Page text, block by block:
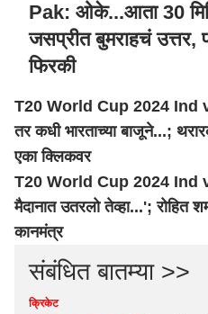
Pak: ओके...आता 30
जसप्रीत बुमराहचं उत्तर,
फिरकी
T20 World Cup 2024 Ind
तर कधी भारताच्या बाजूने...;
एका क्लिकवर
T20 World Cup 2024 Ind
मैदानात उतरलो तेव्हा...'; रोहित
कानमंत्र
संबंधित बातम्या >>
क्रिकेट